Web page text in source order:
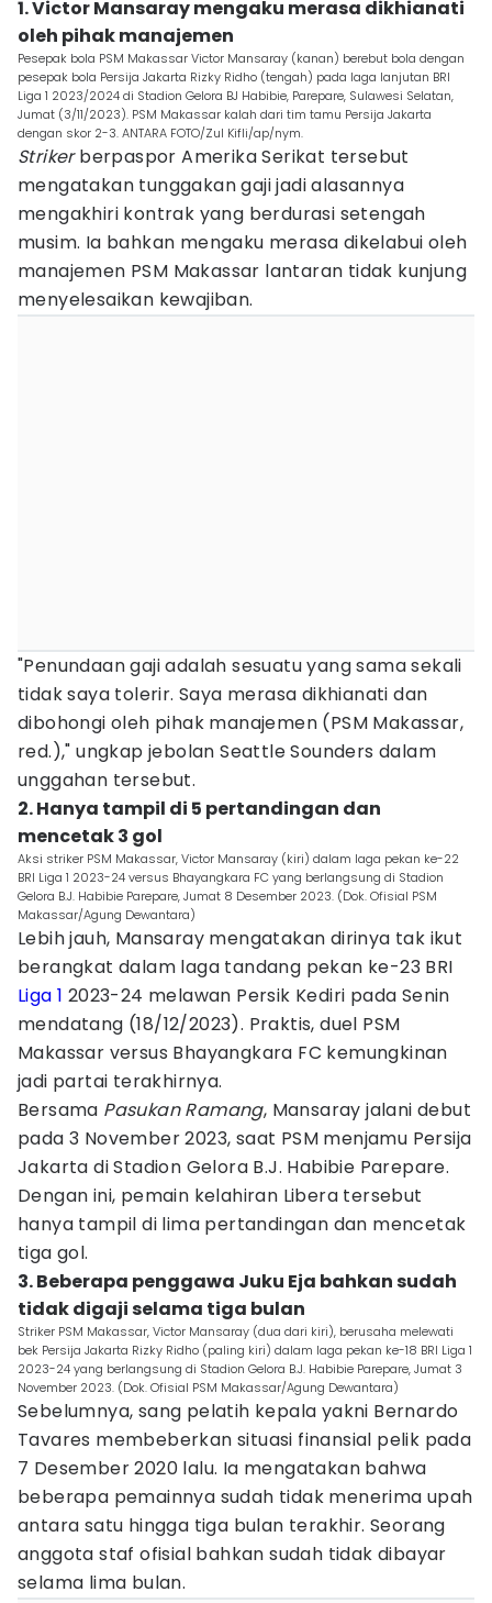
1. Victor Mansaray mengaku merasa dikhianati
oleh pihak manajemen
Pesepak bola PSM Makassar Victor Mansaray (kanan) berebut bola dengan
pesepak bola Persija Jakarta Rizky Ridho (tengah) pada laga lanjutan BRI
Liga 1 2023/2024 di Stadion Gelora BJ Habibie, Parepare, Sulawesi Selatan,
Jumat (3/11/2023). PSM Makassar kalah dari tim tamu Persija Jakarta
dengan skor 2-3. ANTARA FOTO/Zul Kifli/ap/nym.
Strikerberpaspor Amerika Serikat tersebut
mengatakan tunggakan gaji jadi alasannya
mengakhiri kontrak yang berdurasi setengah
musim. Ia bahkan mengaku merasa dikelabui oleh
manajemen PSM Makassar lantaran tidak kunjung
menyelesaikan kewajiban.
"Penundaan gaji adalah sesuatu yang sama sekali
tidak saya tolerir. Saya merasa dikhianati dan
dibohongi oleh pihak manajemen (PSM Makassar,
red.)," ungkap jebolan Seattle Sounders dalam
unggahan tersebut.
2. Hanya tampil di 5 pertandingan dan
mencetak 3 gol
Aksi striker PSM Makassar, Victor Mansaray (kiri) dalam laga pekan ke-22
BRI Liga 1 2023-24 versus Bhayangkara FC yang berlangsung di Stadion
Gelora B.J. Habibie Parepare, Jumat 8 Desember 2023. (Dok. Ofisial PSM
Makassar/Agung Dewantara)
Lebih jauh, Mansaray mengatakan dirinya tak ikut
berangkat dalam laga tandang pekan ke-23 BRI
Liga 1 2023-24 melawan Persik Kediri pada Senin
mendatang (18/12/2023). Praktis, duel PSM
Makassar versus Bhayangkara FC kemungkinan
jadi partai terakhirnya.
Bersama Pasukan Ramang, Mansaray jalani debut
pada 3 November 2023, saat PSM menjamu Persija
Jakarta di Stadion Gelora B.J. Habibie Parepare.
Dengan ini, pemain kelahiran Libera tersebut
hanya tampil di lima pertandingan dan mencetak
tiga gol.
3. Beberapa penggawa Juku Eja bahkan sudah
tidak digaji selama tiga bulan
Striker PSM Makassar, Victor Mansaray (dua dari kiri), berusaha melewati
bek Persija Jakarta Rizky Ridho (paling kiri) dalam laga pekan ke-18 BRI Liga 1
2023-24 yang berlangsung di Stadion Gelora B.J. Habibie Parepare, Jumat 3
November 2023. (Dok. Ofisial PSM Makassar/Agung Dewantara)
Sebelumnya, sang pelatih kepala yakni Bernardo
Tavares membeberkan situasi finansial pelik pada
7 Desember 2020 lalu. Ia mengatakan bahwa
beberapa pemainnya sudah tidak menerima upah
antara satu hingga tiga bulan terakhir. Seorang
anggota staf ofisial bahkan sudah tidak dibayar
selama lima bulan.